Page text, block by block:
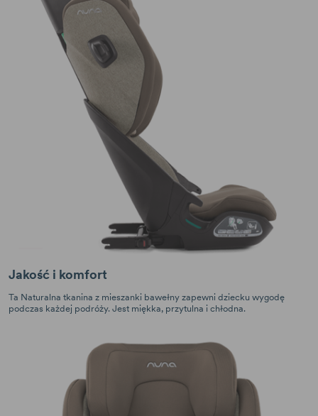
Jakość i komfort
Ta Naturalna tkanina z mieszanki bawełny zapewni dziecku wygodę
podczas każdej podróży. Jest miękka, przytulna i chłodna.